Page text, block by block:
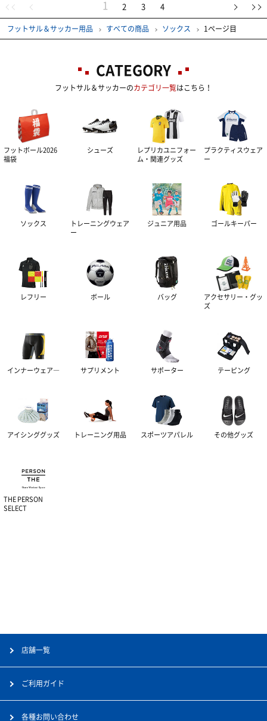
1 2 3 4
フットサル＆サッカー用品 すべての商品 ソックス 1ページ目
CATEGORY
フットサル＆サッカーのカテゴリ一覧はこちら！
フットボール2026
福袋
シューズ
レプリカユニフォー
ム・関連グッズ
プラクティスウェア
ー
ソックス
トレーニングウェア
ー
ジュニア用品 ゴールキーパー
レフリー ボール バッグ
アクセサリー・グッ
ズ
インナーウェア― サプリメント サポーター テーピング
アイシンググッズ トレーニング用品 スポーツアパレル その他グッズ
THE PERSON
SELECT
店舗一覧
ご利用ガイド
各種お問い合わせ